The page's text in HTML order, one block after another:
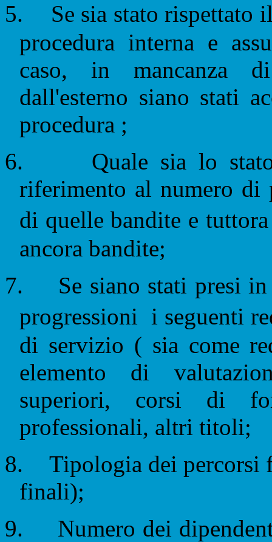
5.
Se sia stato
procedura interna e
caso, in mancanza
dall'esterno siano stati
procedura ;
6.
Quale sia lo
riferimento al numero di
di quelle bandite e
ancora bandite;
7.
Se siano stati presi
progressioni
i seguenti
di servizio ( sia come
elemento di
superiori, corsi di
professionali, altri titoli;
8.
Tipologia dei percorsi
finali);
9.
Numero dei